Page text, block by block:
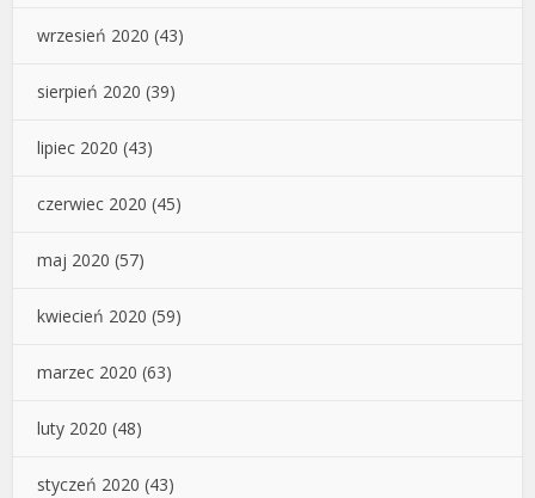
wrzesień 2020 (43)
sierpień 2020 (39)
lipiec 2020 (43)
czerwiec 2020 (45)
maj 2020 (57)
kwiecień 2020 (59)
marzec 2020 (63)
luty 2020 (48)
styczeń 2020 (43)